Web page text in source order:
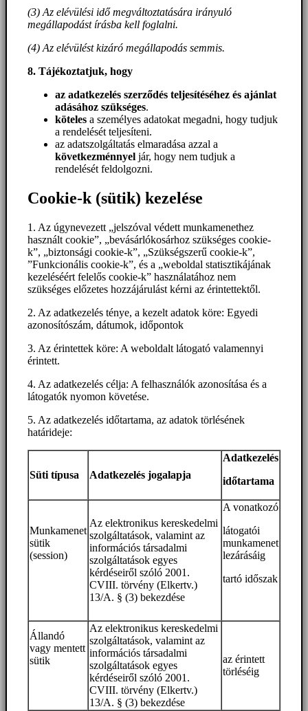
(3) Az elévülési idő megváltoztatására irányuló
megállapodást írásba kell foglalni.
(4) Az elévülést kizáró megállapodás semmis.
8. Tájékoztatjuk, hogy
az adatkezelés szerződés teljesítéséhez és ajánlat
adásához szükséges.
köteles a személyes adatokat megadni, hogy tudjuk
a rendelését teljesíteni.
az adatszolgáltatás elmaradása azzal a
következménnyel jár, hogy nem tudjuk a
rendelését feldolgozni.
Cookie-k (sütik) kezelése
1. Az úgynevezett „jelszóval védett munkamenethez
használt cookie”, „bevásárlókosárhoz szükséges cookie-
k”, „biztonsági cookie-k”, „Szükségszerű cookie-k”,
”Funkcionális cookie-k”, és a „weboldal statisztikájának
kezeléséért felelős cookie-k” használatához nem
szükséges előzetes hozzájárulást kérni az érintettektől.
2. Az adatkezelés ténye, a kezelt adatok köre: Egyedi
azonosítószám, dátumok, időpontok
3. Az érintettek köre: A weboldalt látogató valamennyi
érintett.
4. Az adatkezelés célja: A felhasználók azonosítása és a
látogatók nyomon követése.
5. Az adatkezelés időtartama, az adatok törlésének
határideje:
Süti típusa Adatkezelés jogalapja
Adatkezelés
időtartama
Munkamenet
sütik
(session)
Az elektronikus kereskedelmi
szolgáltatások, valamint az
információs társadalmi
szolgáltatások egyes
kérdéseiről szóló 2001.
CVIII. törvény (Elkertv.)
13/A. § (3) bekezdése
A vonatkozó
látogatói
munkamenet
lezárásáig
tartó időszak
Állandó
vagy mentett
sütik
Az elektronikus kereskedelmi
szolgáltatások, valamint az
információs társadalmi
szolgáltatások egyes
kérdéseiről szóló 2001.
CVIII. törvény (Elkertv.)
13/A. § (3) bekezdése
az érintett
törléséig